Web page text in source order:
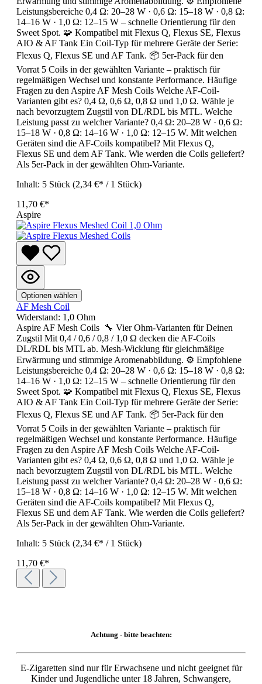
Leistungsbereiche 0,4 Ω: 20–28 W · 0,6 Ω: 15–18 W · 0,8 Ω:
14–16 W · 1,0 Ω: 12–15 W – schnelle Orientierung für den
Sweet Spot. 🧩 Kompatibel mit Flexus Q, Flexus SE, Flexus
AIO & AF Tank Ein Coil-Typ für mehrere Geräte der Serie:
Flexus Q, Flexus SE und AF Tank. 📦 5er-Pack für den
Vorrat 5 Coils in der gewählten Variante – praktisch für
regelmäßigen Wechsel und konstante Performance. Häufige
Fragen zu den Aspire AF Mesh Coils Welche AF-Coil-
Varianten gibt es? 0,4 Ω, 0,6 Ω, 0,8 Ω und 1,0 Ω. Wähle je
nach bevorzugtem Zugstil von DL/RDL bis MTL. Welche
Leistung passt zu welcher Variante? 0,4 Ω: 20–28 W · 0,6 Ω:
15–18 W · 0,8 Ω: 14–16 W · 1,0 Ω: 12–15 W. Mit welchen
Geräten sind die AF-Coils kompatibel? Mit Flexus Q,
Flexus SE und dem AF Tank. Wie werden die Coils geliefert?
Als 5er-Pack in der gewählten Ohm-Variante.
Inhalt: 5 Stück (2,34 €* / 1 Stück)
11,70 €*
Aspire
Optionen wählen
AF Mesh Coil
Widerstand: 1,0 Ohm
Aspire AF Mesh Coils 🔧 Vier Ohm-Varianten für Deinen
Zugstil Mit 0,4 / 0,6 / 0,8 / 1,0 Ω decken die AF-Coils
DL/RDL bis MTL ab. Mesh-Wicklung für gleichmäßige
Erwärmung und stimmige Aromenabbildung. ⚙️ Empfohlene
Leistungsbereiche 0,4 Ω: 20–28 W · 0,6 Ω: 15–18 W · 0,8 Ω:
14–16 W · 1,0 Ω: 12–15 W – schnelle Orientierung für den
Sweet Spot. 🧩 Kompatibel mit Flexus Q, Flexus SE, Flexus
AIO & AF Tank Ein Coil-Typ für mehrere Geräte der Serie:
Flexus Q, Flexus SE und AF Tank. 📦 5er-Pack für den
Vorrat 5 Coils in der gewählten Variante – praktisch für
regelmäßigen Wechsel und konstante Performance. Häufige
Fragen zu den Aspire AF Mesh Coils Welche AF-Coil-
Varianten gibt es? 0,4 Ω, 0,6 Ω, 0,8 Ω und 1,0 Ω. Wähle je
nach bevorzugtem Zugstil von DL/RDL bis MTL. Welche
Leistung passt zu welcher Variante? 0,4 Ω: 20–28 W · 0,6 Ω:
15–18 W · 0,8 Ω: 14–16 W · 1,0 Ω: 12–15 W. Mit welchen
Geräten sind die AF-Coils kompatibel? Mit Flexus Q,
Flexus SE und dem AF Tank. Wie werden die Coils geliefert?
Als 5er-Pack in der gewählten Ohm-Variante.
Inhalt: 5 Stück (2,34 €* / 1 Stück)
11,70 €*
Achtung - bitte beachten:
E-Zigaretten sind nur für Erwachsene und nicht geeignet für
Kinder und Jugendliche unter 18 Jahren, Schwangere,